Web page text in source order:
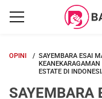
OPINI
SAYEMBARA ESAI
ESTATE DI
SAYEMBARA